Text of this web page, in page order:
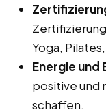
Yoga,
Energie und
positive und
schaffen.